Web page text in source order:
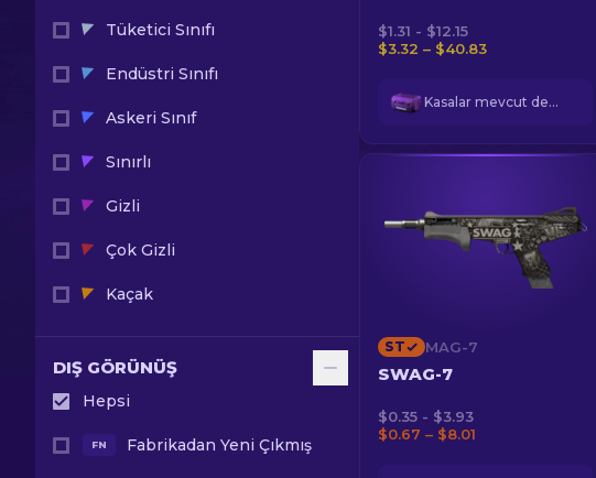
Tüketici Sınıfı
Endüstri Sınıfı
Askeri Sınıf
Sınırlı
Gizli
Çok Gizli
Kaçak
DIŞ GÖRÜNÜŞ
Hepsi
FN Fabrikadan Yeni Çıkmış
$1.31 - $12.15
$3.32 – $40.83
Kasalar mevcut değil
ST MAG-7
SWAG-7
$0.35 - $3.93
$0.67 – $8.01